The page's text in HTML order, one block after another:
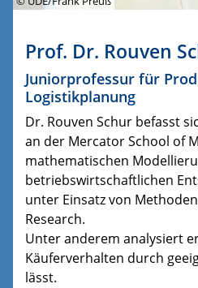
Prof. Dr. Rouven
Juniorprofessur für
Logistikplanung
Dr. Rouven Schur befasst
an der Mercator School of
mathematischen
betriebswirtschaftlichen
unter Einsatz von
Research.
Unter anderem analysiert
Käuferverhalten durch
lässt.